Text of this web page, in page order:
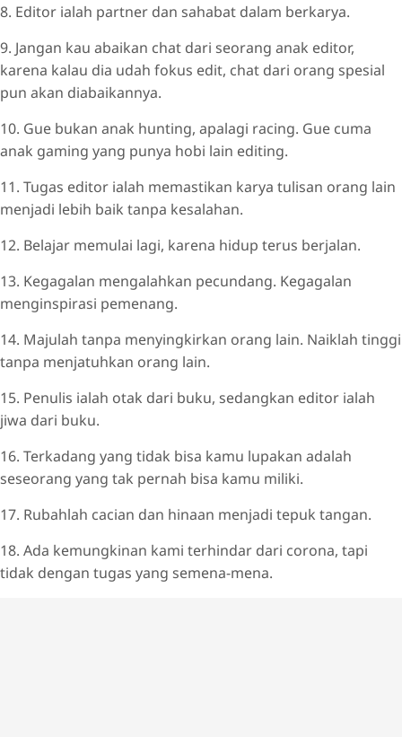
8. Editor ialah partner dan sahabat dalam berkarya.
9. Jangan kau abaikan chat dari seorang anak editor,
karena kalau dia udah fokus edit, chat dari orang spesial
pun akan diabaikannya.
10. Gue bukan anak hunting, apalagi racing. Gue cuma
anak gaming yang punya hobi lain editing.
11. Tugas editor ialah memastikan karya tulisan orang lain
menjadi lebih baik tanpa kesalahan.
12. Belajar memulai lagi, karena hidup terus berjalan.
13. Kegagalan mengalahkan pecundang. Kegagalan
menginspirasi pemenang.
14. Majulah tanpa menyingkirkan orang lain. Naiklah tinggi
tanpa menjatuhkan orang lain.
15. Penulis ialah otak dari buku, sedangkan editor ialah
jiwa dari buku.
16. Terkadang yang tidak bisa kamu lupakan adalah
seseorang yang tak pernah bisa kamu miliki.
17. Rubahlah cacian dan hinaan menjadi tepuk tangan.
18. Ada kemungkinan kami terhindar dari corona, tapi
tidak dengan tugas yang semena-mena.